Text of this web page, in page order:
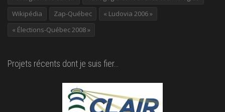
Wikipédia
Zap-Québec
« Ludovia 2006 »
« Élections-Québec 2008 »
Projets récents dont je suis fier…